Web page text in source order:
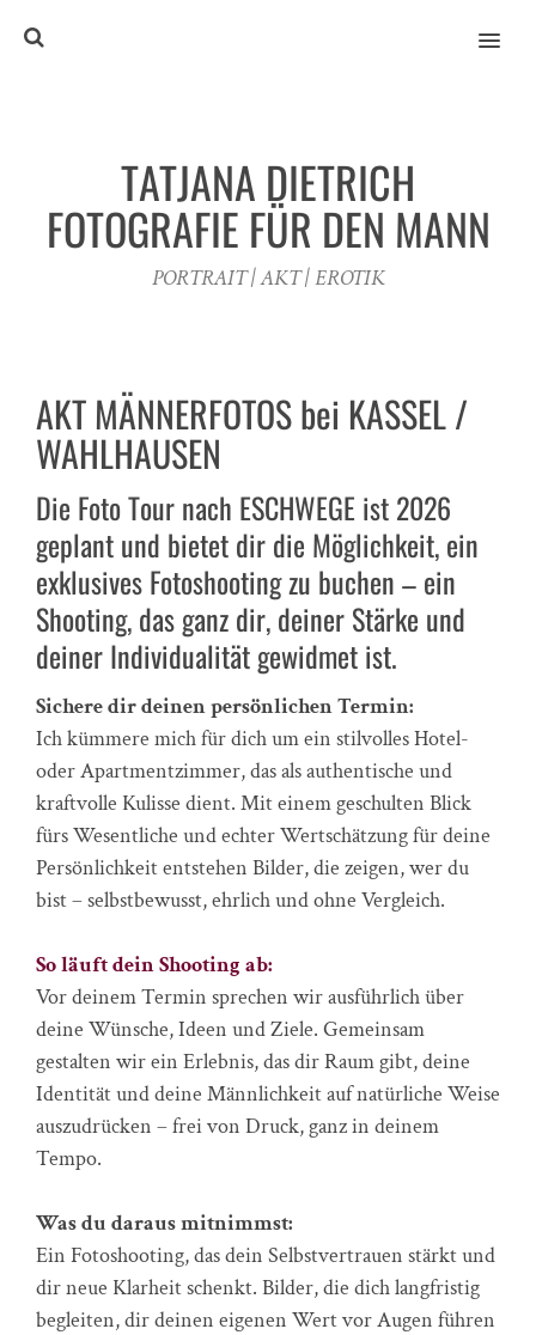
MENU
TATJANA DIETRICH
FOTOGRAFIE FÜR DEN MANN
PORTRAIT | AKT | EROTIK
AKT MÄNNERFOTOS bei KASSEL /
WAHLHAUSEN
Die Foto Tour nach ESCHWEGE ist 2026
geplant und bietet dir die Möglichkeit, ein
exklusives Fotoshooting zu buchen – ein
Shooting, das ganz dir, deiner Stärke und
deiner Individualität gewidmet ist.
Sichere dir deinen persönlichen Termin:
Ich kümmere mich für dich um ein stilvolles Hotel-
oder Apartmentzimmer, das als authentische und
kraftvolle Kulisse dient. Mit einem geschulten Blick
fürs Wesentliche und echter Wertschätzung für deine
Persönlichkeit entstehen Bilder, die zeigen, wer du
bist – selbstbewusst, ehrlich und ohne Vergleich.
So läuft dein Shooting ab:
Vor deinem Termin sprechen wir ausführlich über
deine Wünsche, Ideen und Ziele. Gemeinsam
gestalten wir ein Erlebnis, das dir Raum gibt, deine
Identität und deine Männlichkeit auf natürliche Weise
auszudrücken – frei von Druck, ganz in deinem
Tempo.
Was du daraus mitnimmst:
Ein Fotoshooting, das dein Selbstvertrauen stärkt und
dir neue Klarheit schenkt. Bilder, die dich langfristig
begleiten, dir deinen eigenen Wert vor Augen führen